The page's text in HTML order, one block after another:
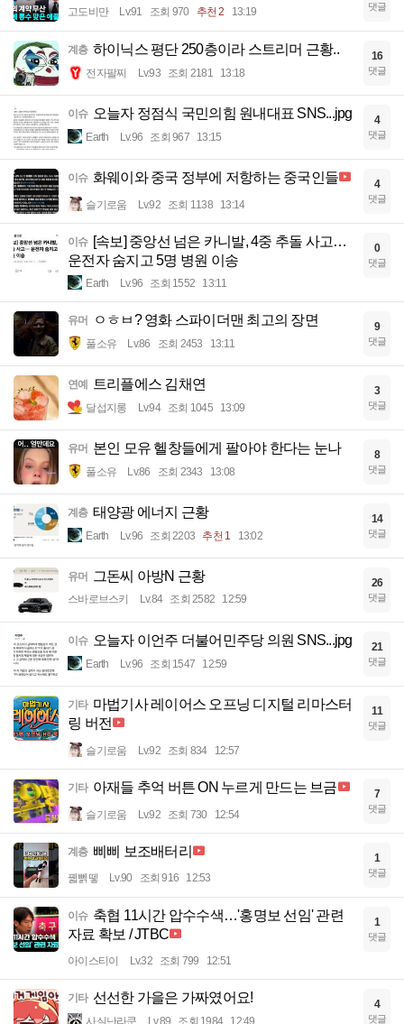
고도비만 Lv.91 조회 970 추천 2 13:19 댓글
계층 하이닉스 평단 250층이라 스트리머 근황..
전자팔찌 Lv.93 조회 2181 13:18
16
댓글
이슈 오늘자 정점식 국민의힘 원내대표 SNS...jpg
Earth Lv.96 조회 967 13:15
4
댓글
이슈 화웨이와 중국 정부에 저항하는 중국인들
슬기로움 Lv.92 조회 1138 13:14
4
댓글
이슈 [속보] 중앙선 넘은 카니발, 4중 추돌 사고…
운전자 숨지고 5명 병원 이송
Earth Lv.96 조회 1552 13:11
0
댓글
유머 ㅇㅎㅂ? 영화 스파이더맨 최고의 장면
풀소유 Lv.86 조회 2453 13:11
9
댓글
연예 트리플에스 김채연
달섭지롱 Lv.94 조회 1045 13:09
3
댓글
유머 본인 모유 헬창들에게 팔아야 한다는 눈나
풀소유 Lv.86 조회 2343 13:08
8
댓글
계층 태양광 에너지 근황
Earth Lv.96 조회 2203 추천 1 13:02
14
댓글
유머 그돈씨 아방N 근황
스바로브스키 Lv.84 조회 2582 12:59
26
댓글
이슈 오늘자 이언주 더불어민주당 의원 SNS...jpg
Earth Lv.96 조회 1547 12:59
21
댓글
기타 마법기사 레이어스 오프닝 디지털 리마스터
링 버전
슬기로움 Lv.92 조회 834 12:57
11
댓글
기타 아재들 추억 버튼 ON 누르게 만드는 브금
슬기로움 Lv.92 조회 730 12:54
7
댓글
계층 삐삐 보조배터리
꿻뻵뗗 Lv.90 조회 916 12:53
1
댓글
이슈 축협 11시간 압수수색…'홍명보 선임' 관련
자료 확보 / JTBC
아이스티이 Lv.32 조회 799 12:51
1
댓글
기타 선선한 가을은 가짜였어요! 4
댓글